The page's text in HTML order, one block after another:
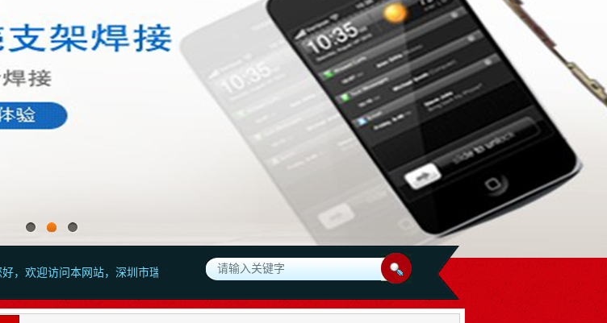
，欢迎访问本网站，深圳市瑞禾昌激光科技有限公司, 深圳市瑞禾昌激光科技有限公司承接:深圳,龙华,石岩,大浪,观澜,